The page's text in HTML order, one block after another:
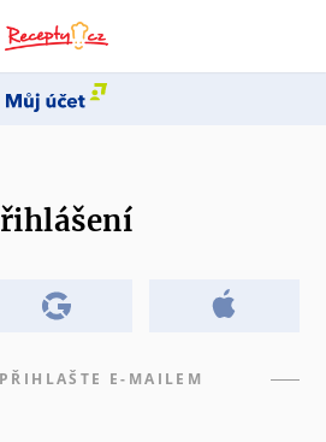
E-MAILEM